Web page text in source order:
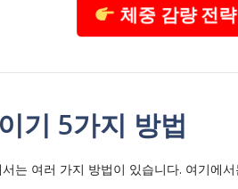
체중 감량 전
기 5가지 방법
는 여러 가지 방법이 있습니다. 여기에